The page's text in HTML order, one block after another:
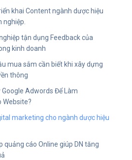
khai Content ngành dược hiệu
nghiệp.
tận dụng Feedback của
kinh doanh
mua sắm cần biết khi xây dựng
thông
Google Adwords Để Làm
Website?
marketing cho ngành dược hiệu
quảng cáo Online giúp DN tăng